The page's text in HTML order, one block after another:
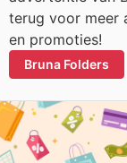
terug voor meer
en promoties!
Bruna Folders